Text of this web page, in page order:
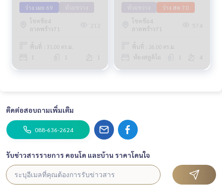
ว่าง เมย 69
โชคชัย4
ลาดพร้าว71
พื้นที่ : 31.00 ตร.ม.
1 1 1
ว่าง สค 70
โชคชัย4
ลาดพร้าว71
574
พื้นที่ : 26.00 ตร.ม.
ห้องสตูดิโอ 1 4
ติดต่อสอบถามเพิ่มเติม
088-636-2624
รับข่าวสารรายการ คอนโด และบ้าน ราคาโดนใจ